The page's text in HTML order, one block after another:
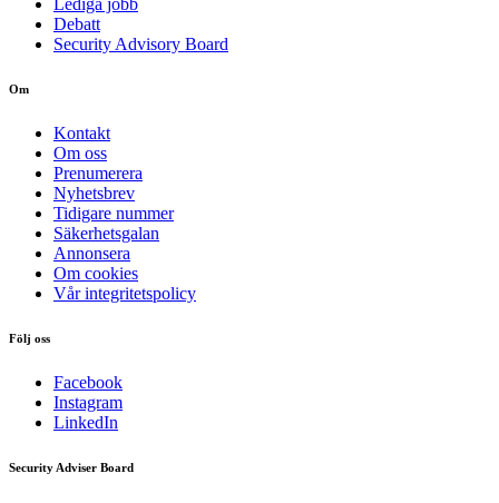
Debatt
Security Advisory Board
Om
Kontakt
Om oss
Prenumerera
Nyhetsbrev
Tidigare nummer
Säkerhetsgalan
Annonsera
Om cookies
Vår integritetspolicy
Följ oss
Facebook
Instagram
LinkedIn
Security Adviser Board